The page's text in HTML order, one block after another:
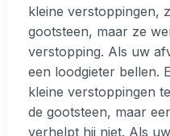
kleine verstoppingen,
gootsteen, maar ze
verstopping. Als uw
een loodgieter bellen.
kleine verstoppingen
de gootsteen, maar
verhelpt hij niet. Als